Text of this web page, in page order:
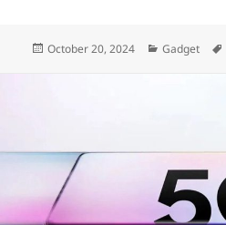
Posted
October 20, 2024 Categories
Gadget